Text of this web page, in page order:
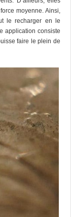
moyenne. Ainsi,
le recharger en le
application consiste
faire le plein de